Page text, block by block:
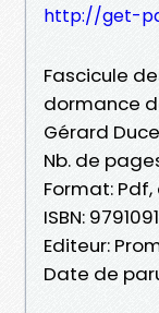
http://get-
Fascicule
dormance
Gérard
Nb. de
Format: Pdf,
ISBN:
Editeur:
Date de